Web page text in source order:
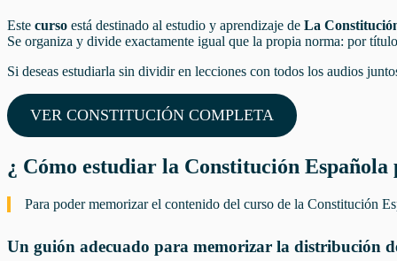
Este curso está destinado al estudio y aprendizaje de La
Se organiza y divide exactamente igual que la propia norma: por
Si deseas estudiarla sin dividir en lecciones con todos los audios
VER CONSTITUCIÓN COMPLETA
¿ Cómo estudiar la Constitución Española
Para poder memorizar el contenido del curso de la Constitución
Un guión adecuado para memorizar la distribución